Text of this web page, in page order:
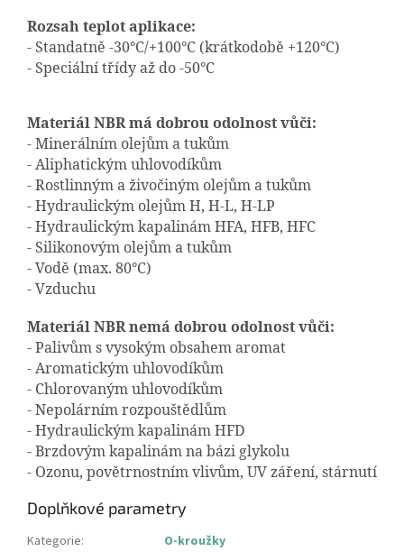
Rozsah teplot aplikace:
- Standatně -30°C/+100°C (krátkodobě +120°C)
- Speciální třídy až do -50°C
Materiál NBR má dobrou odolnost vůči:
- Minerálním olejům a tukům
- Aliphatickým uhlovodíkům
- Rostlinným a živočiným olejům a tukům
- Hydraulickým olejům H, H-L, H-LP
- Hydraulickým kapalinám HFA, HFB, HFC
- Silikonovým olejům a tukům
- Vodě (max. 80°C)
- Vzduchu
Materiál NBR nemá dobrou odolnost vůči:
- Palivům s vysokým obsahem aromat
- Aromatickým uhlovodíkům
- Chlorovaným uhlovodíkům
- Nepolárním rozpouštědlům
- Hydraulickým kapalinám HFD
- Brzdovým kapalinám na bázi glykolu
- Ozonu, povětrnostním vlivům, UV záření, stárnutí
Doplňkové parametry
Kategorie:
O-kroužky